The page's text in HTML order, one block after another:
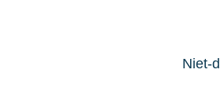
Niet-